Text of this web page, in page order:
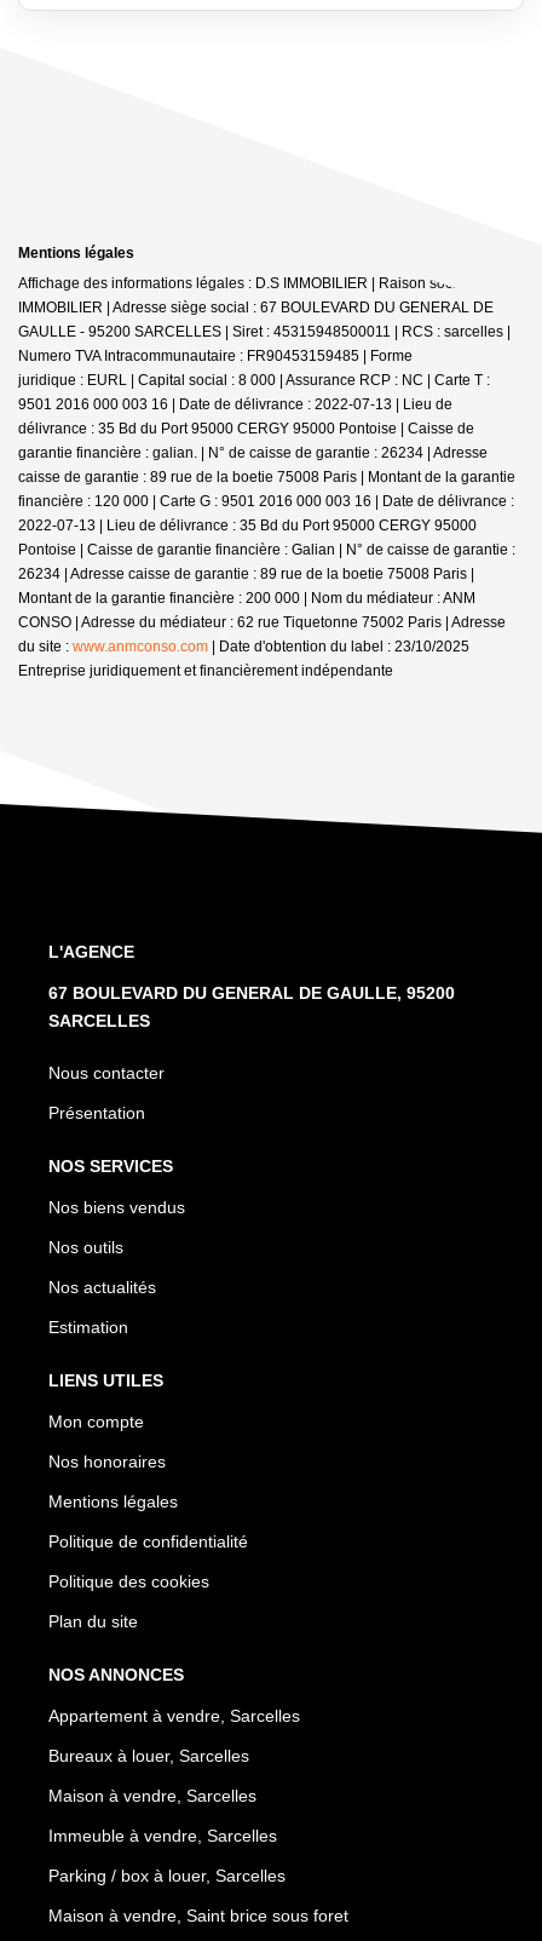
Mentions légales
Affichage des informations légales : D.S IMMOBILIER | Raison sociale : DS
IMMOBILIER | Adresse siège social : 67 BOULEVARD DU GENERAL DE
GAULLE - 95200 SARCELLES | Siret : 45315948500011 | RCS : sarcelles |
Numero TVA Intracommunautaire : FR90453159485 | Forme
juridique : EURL | Capital social : 8 000 | Assurance RCP : NC | Carte T :
9501 2016 000 003 16 | Date de délivrance : 2022-07-13 | Lieu de
délivrance : 35 Bd du Port 95000 CERGY 95000 Pontoise | Caisse de
garantie financière : galian. | N° de caisse de garantie : 26234 | Adresse
caisse de garantie : 89 rue de la boetie 75008 Paris | Montant de la garantie
financière : 120 000 | Carte G : 9501 2016 000 003 16 | Date de délivrance :
2022-07-13 | Lieu de délivrance : 35 Bd du Port 95000 CERGY 95000
Pontoise | Caisse de garantie financière : Galian | N° de caisse de garantie :
26234 | Adresse caisse de garantie : 89 rue de la boetie 75008 Paris |
Montant de la garantie financière : 200 000 | Nom du médiateur : ANM
CONSO | Adresse du médiateur : 62 rue Tiquetonne 75002 Paris | Adresse
du site : www.anmconso.com | Date d'obtention du label : 23/10/2025
Entreprise juridiquement et financièrement indépendante
L'AGENCE
67 BOULEVARD DU GENERAL DE GAULLE, 95200
SARCELLES
Nous contacter
Présentation
NOS SERVICES
Nos biens vendus
Nos outils
Nos actualités
Estimation
LIENS UTILES
Mon compte
Nos honoraires
Mentions légales
Politique de confidentialité
Politique des cookies
Plan du site
NOS ANNONCES
Appartement à vendre, Sarcelles
Bureaux à louer, Sarcelles
Maison à vendre, Sarcelles
Immeuble à vendre, Sarcelles
Parking / box à louer, Sarcelles
Maison à vendre, Saint brice sous foret